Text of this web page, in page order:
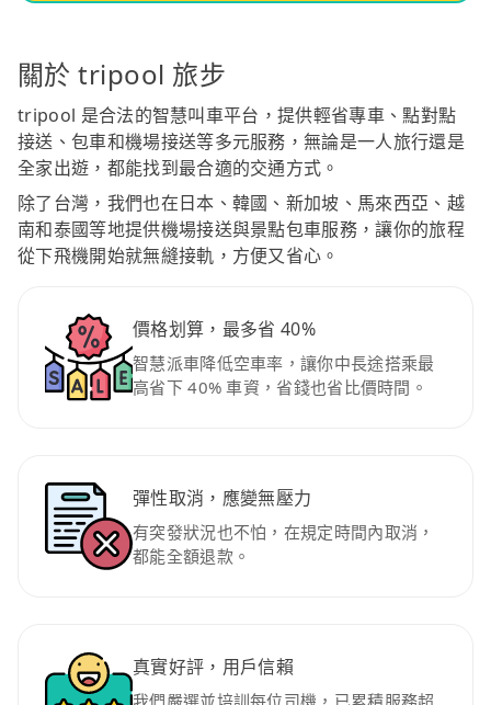
關於 tripool 旅步
tripool 是合法的智慧叫車平台，提供輕省專車、點對點
接送、包車和機場接送等多元服務，無論是一人旅行還是
全家出遊，都能找到最合適的交通方式。
除了台灣，我們也在日本、韓國、新加坡、馬來西亞、越
南和泰國等地提供機場接送與景點包車服務，讓你的旅程
從下飛機開始就無縫接軌，方便又省心。
價格划算，最多省 40%
智慧派車降低空車率，讓你中長途搭乘最
高省下 40% 車資，省錢也省比價時間。
彈性取消，應變無壓力
有突發狀況也不怕，在規定時間內取消，
都能全額退款。
真實好評，用戶信賴